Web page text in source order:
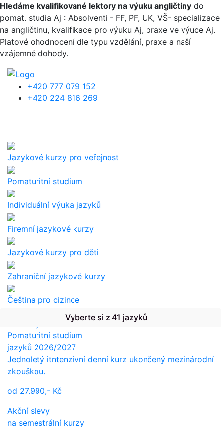
Přejít k hlavnímu obsahu
Hledáme kvalifikované lektory na výuku angličtiny do
pomat. studia Aj : Absolventi - FF, PF, UK, VŠ- specializace
na angličtinu, kvalifikace pro výuku Aj, praxe ve výuce Aj.
Platové ohodnocení dle typu vzdělání, praxe a naší
vzájemné dohody.
+420 777 079 152
+420 224 816 269
Jazykové kurzy pro veřejnost
Pomaturitní studium
Individuální výuka jazyků
Firemní jazykové kurzy
Jazykové kurzy pro děti
Zahraniční jazykové kurzy
Čeština pro cizince
Překlady a tlumočení
Vyberte si z 41 jazyků
Pomaturitní studium
jazyků 2026/2027
Jednoletý itntenzivní denní kurz ukončený mezinárodní
zkouškou.
od 27.990,- Kč
Akční slevy
na semestrální kurzy